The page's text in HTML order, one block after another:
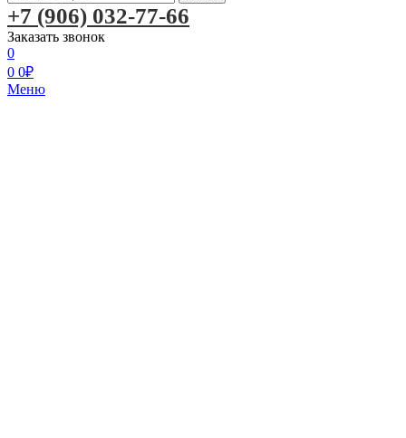
+7 (906) 032-77-66
Заказать звонок
0
0 0₽
Меню